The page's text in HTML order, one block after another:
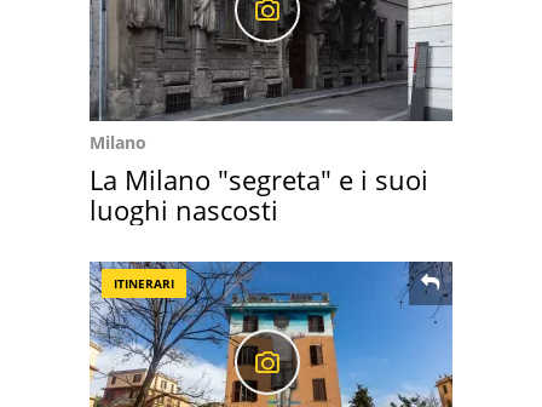
Milano
La Milano "segreta" e i suoi
luoghi nascosti
ITINERARI